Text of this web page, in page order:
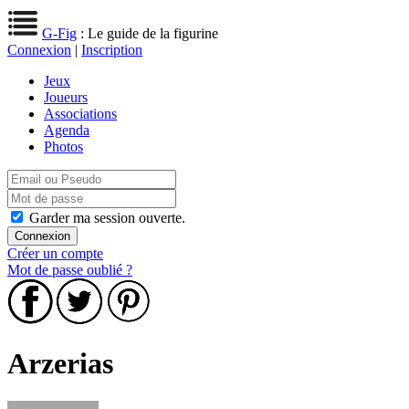
G-Fig : Le guide de la figurine
Connexion | Inscription
Jeux
Joueurs
Associations
Agenda
Photos
Garder ma session ouverte.
Créer un compte
Mot de passe oublié ?
Arzerias